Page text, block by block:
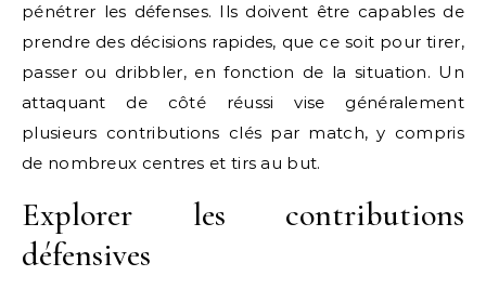
pénétrer les défenses. Ils doivent être capables de
prendre des décisions rapides, que ce soit pour tirer,
passer ou dribbler, en fonction de la situation. Un
attaquant de côté réussi vise généralement
plusieurs contributions clés par match, y compris
de nombreux centres et tirs au but.
Explorer les contributions
défensives